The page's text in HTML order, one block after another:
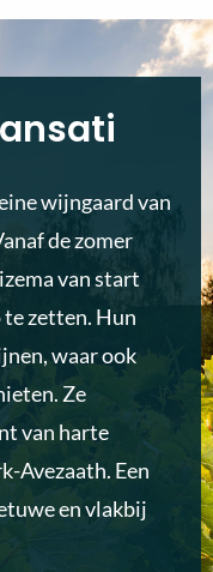
wijngaard van
de zomer
van start
te zetten. Hun
waar ook
Ze
van harte
Avezaath. Een
en vlakbij